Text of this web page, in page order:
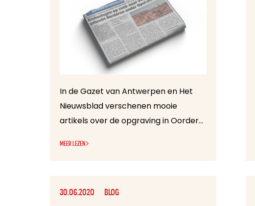
In de Gazet van Antwerpen en Het
Nieuwsblad verschenen mooie
artikels over de opgraving in Oorderen. Het historische en archeologische belang van dit soort oppgravingen is niet te onderschatten.
MEER LEZEN
30.06.2020 BLOG